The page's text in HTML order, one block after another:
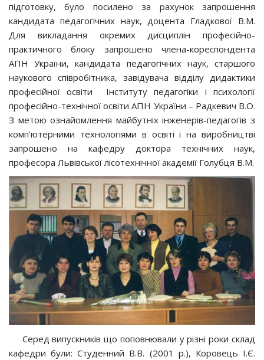
підготовку, було посилено за рахунок запрошення
кандидата педагогічних наук, доцента Гладкової В.М.
Для викладання окремих дисциплін професійно-
практичного блоку запрошено члена-кореспондента
АПН України, кандидата педагогічних наук, старшого
наукового співробітника, завідувача відділу дидактики
професійної освіти Інституту педагогіки і психології
професійно-технічної освіти АПН України – Радкевич В.О.
З метою ознайомлення майбутніх інженерів-педагогів з
комп’ютерними технологіями в освіті і на виробництві
запрошено на кафедру доктора технічних наук,
професора Львівської лісотехнічної академії Голубця В.М.
Серед випускників що поповнювали у різні роки склад
кафедри були: Студенний В.В. (2001 р.), Коровець І.Є.